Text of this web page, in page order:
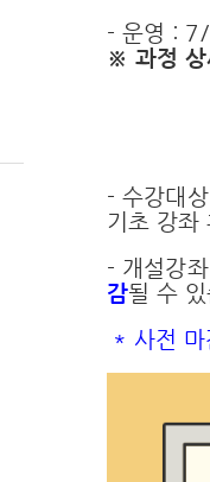
- 운영 :
※ 과정 상
- 수강대
기초 강좌
- 개설강
감될 수 있
* 사전 마